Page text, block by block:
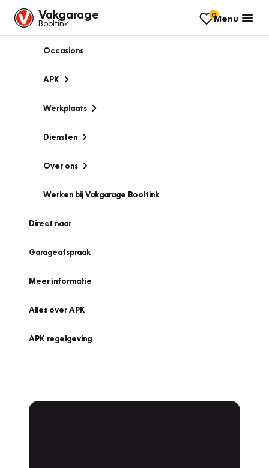
Vakgarage
Booltink
0Menu
Occasions
APK
Werkplaats
Diensten
Over ons
Werken bij Vakgarage Booltink
Direct naar
Garageafspraak
Meer informatie
Alles over APK
APK regelgeving